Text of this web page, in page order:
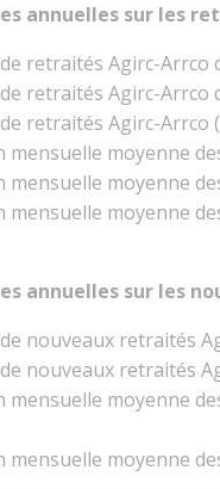
annuelles sur les
retraités Agirc-Arrco
retraités Agirc-Arrco
retraités Agirc-
mensuelle moyenne
mensuelle moyenne
mensuelle moyenne
annuelles sur les
nouveaux retraités
nouveaux retraités
mensuelle moyenne
mensuelle moyenne